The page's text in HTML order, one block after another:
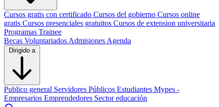
Cursos gratis con certificado Cursos del gobierno Cursos online
gratis Cursos presenciales gratuitos Cursos de extension universitaria
Programas Trainee
Becas Voluntariados Admisiones Agenda
Dirigido a
Publico general Servidores Públicos Estudiantes Mypes -
Empresarios Emprendedores Sector educación